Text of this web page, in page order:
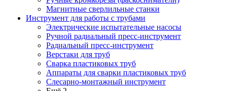
Магнитные сверлильные станки
Инструмент для работы с трубами
Электрические испытательные насосы
Ручной радиальный пресс-инструмент
Радиальный пресс-инструмент
Верстаки для труб
Сварка пластиковых труб
Аппараты для сварки пластиковых труб
Слесарно-монтажный инструмент